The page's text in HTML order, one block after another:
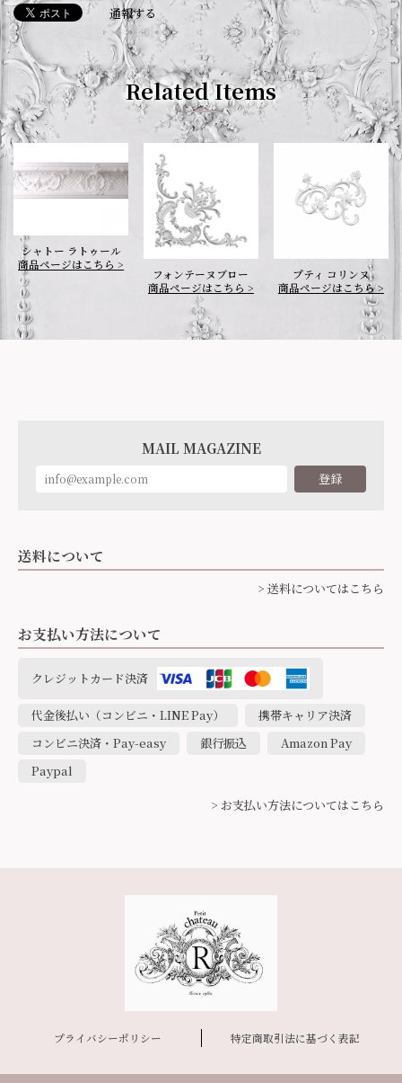
通報する
Related Items
シャトー ラトゥール
商品ページはこちら >
フォンテーヌブロー
商品ページはこちら >
プティ コリンヌ
商品ページはこちら >
MAIL MAGAZINE
登録
送料について
> 送料についてはこちら
お支払い方法について
クレジットカード決済
代金後払い（コンビニ・LINE Pay）
携帯キャリア決済
コンビニ決済・Pay-easy
銀行振込
Amazon Pay
Paypal
> お支払い方法についてはこちら
プライバシーポリシー 特定商取引法に基づく表記